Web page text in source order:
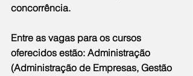
concorrência.
Entre as vagas para os cursos
oferecidos estão: Administração
(Administração de Empresas, Gestão